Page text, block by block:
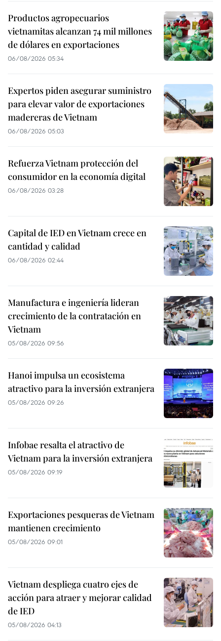
Productos agropecuarios
vietnamitas alcanzan 74 mil millones
de dólares en exportaciones
06/08/2026 05:34
Expertos piden asegurar suministro
para elevar valor de exportaciones
madereras de Vietnam
06/08/2026 05:03
Refuerza Vietnam protección del
consumidor en la economía digital
06/08/2026 03:28
Capital de IED en Vietnam crece en
cantidad y calidad
06/08/2026 02:44
Manufactura e ingeniería lideran
crecimiento de la contratación en
Vietnam
05/08/2026 09:56
Hanoi impulsa un ecosistema
atractivo para la inversión extranjera
05/08/2026 09:26
Infobae resalta el atractivo de
Vietnam para la inversión extranjera
05/08/2026 09:19
Exportaciones pesqueras de Vietnam
mantienen crecimiento
05/08/2026 09:01
Vietnam despliega cuatro ejes de
acción para atraer y mejorar calidad
de IED
05/08/2026 04:13